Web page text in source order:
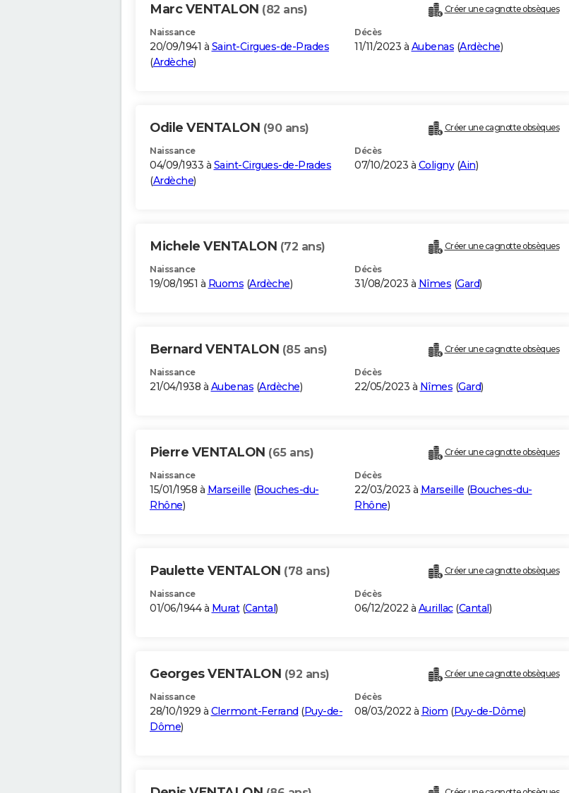
Marc VENTALON (82 ans) Créer une cagnotte obsèques
Naissance
20/09/1941 à Saint-Cirgues-de-Prades
(Ardèche)
Décès
11/11/2023 à Aubenas (Ardèche)
Odile VENTALON (90 ans) Créer une cagnotte obsèques
Naissance
04/09/1933 à Saint-Cirgues-de-Prades
(Ardèche)
Décès
07/10/2023 à Coligny(Ain)
Michele VENTALON (72 ans) Créer une cagnotte obsèques
Naissance
19/08/1951 à Ruoms (Ardèche)
Décès
31/08/2023 à Nîmes (Gard)
Bernard VENTALON (85 ans) Créer une cagnotte obsèques
Naissance
21/04/1938 à Aubenas (Ardèche)
Décès
22/05/2023 à Nîmes (Gard)
Pierre VENTALON (65 ans) Créer une cagnotte obsèques
Naissance
15/01/1958 à Marseille (Bouches-du-
Rhône)
Décès
22/03/2023 à Marseille (Bouches-du-
Rhône)
Paulette VENTALON (78 ans) Créer une cagnotte obsèques
Naissance
01/06/1944 à Murat(Cantal)
Décès
06/12/2022 à Aurillac(Cantal)
Georges VENTALON (92 ans) Créer une cagnotte obsèques
Naissance
28/10/1929 à Clermont-Ferrand (Puy-de-
Dôme)
Décès
08/03/2022 à Riom (Puy-de-Dôme)